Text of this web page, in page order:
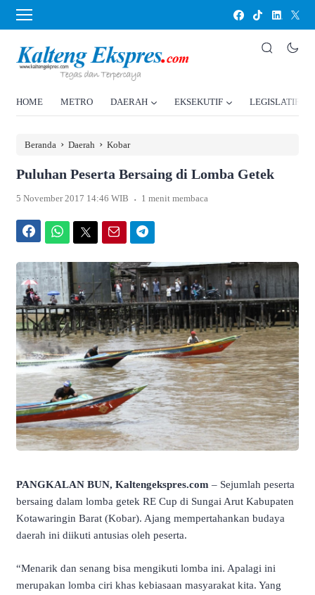
HOME METRO DAERAH EKSEKUTIF LEGISLATIF
Beranda › Daerah › Kobar
Puluhan Peserta Bersaing di Lomba Getek
5 November 2017 14:46 WIB . 1 menit membaca
PANGKALAN BUN, Kaltengekspres.com – Sejumlah peserta
bersaing dalam lomba getek RE Cup di Sungai Arut Kabupaten
Kotawaringin Barat (Kobar). Ajang mempertahankan budaya
daerah ini diikuti antusias oleh peserta.
“Menarik dan senang bisa mengikuti lomba ini. Apalagi ini
merupakan lomba ciri khas kebiasaan masyarakat kita. Yang